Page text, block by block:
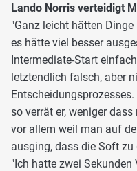
Lando Norris verteidigt
"Ganz leicht hätten
es hätte viel besser
Intermediate-Start
letztendlich falsch, aber
so verrät er, weniger
vor allem weil man auf
ausging, dass die Soft
"Ich hatte zwei Sekunden